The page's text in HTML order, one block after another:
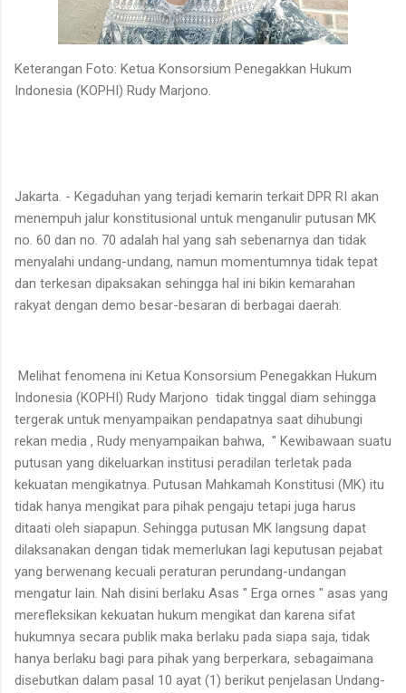
Keterangan Foto: Ketua Konsorsium Penegakkan Hukum
Indonesia (KOPHI) Rudy Marjono.
Jakarta. - Kegaduhan yang terjadi kemarin terkait DPR RI akan
menempuh jalur konstitusional untuk menganulir putusan MK
no. 60 dan no. 70 adalah hal yang sah sebenarnya dan tidak
menyalahi undang-undang, namun momentumnya tidak tepat
dan terkesan dipaksakan sehingga hal ini bikin kemarahan
rakyat dengan demo besar-besaran di berbagai daerah.
Melihat fenomena ini Ketua Konsorsium Penegakkan Hukum
Indonesia (KOPHI) Rudy Marjono tidak tinggal diam sehingga
tergerak untuk menyampaikan pendapatnya saat dihubungi
rekan media , Rudy menyampaikan bahwa, " Kewibawaan suatu
putusan yang dikeluarkan institusi peradilan terletak pada
kekuatan mengikatnya. Putusan Mahkamah Konstitusi (MK) itu
tidak hanya mengikat para pihak pengaju tetapi juga harus
ditaati oleh siapapun. Sehingga putusan MK langsung dapat
dilaksanakan dengan tidak memerlukan lagi keputusan pejabat
yang berwenang kecuali peraturan perundang-undangan
mengatur lain. Nah disini berlaku Asas " Erga ornes " asas yang
merefleksikan kekuatan hukum mengikat dan karena sifat
hukumnya secara publik maka berlaku pada siapa saja, tidak
hanya berlaku bagi para pihak yang berperkara, sebagaimana
disebutkan dalam pasal 10 ayat (1) berikut penjelasan Undang-